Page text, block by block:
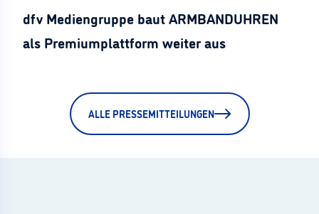
dfv Mediengruppe baut ARMBANDUHREN
als Premiumplattform weiter aus
ALLE PRESSEMITTEILUNGEN